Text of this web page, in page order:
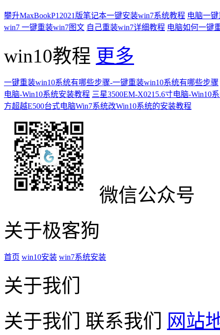
攀升MaxBookP12021版笔记本一键安装win7系统教程 电脑一
win7 一键重装win7图文 自己重装win7详细教程 电脑如何一键
win10教程 更多
一键重装win10系统有哪些步骤-一键重装win10系统有哪些步骤
电脑-Win10系统安装教程 三星3500EM-X0215.6寸电脑-Win10
方超越E500台式电脑Win7系统改Win10系统的安装教程
微信公众号
关于极客狗
首页 win10安装 win7系统安装
关于我们
关于我们
联系我们
网站